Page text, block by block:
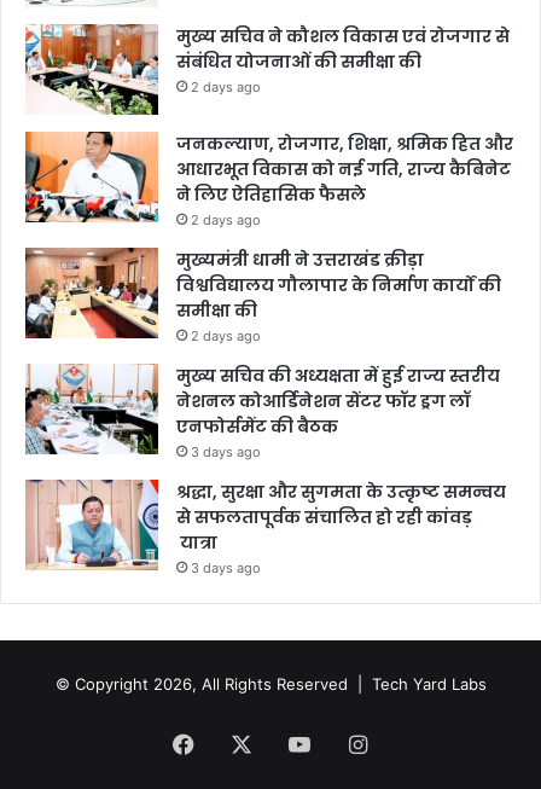
मुख्य सचिव ने कौशल विकास एवं रोजगार से
संबंधित योजनाओं की समीक्षा की
2 days ago
जनकल्याण, रोजगार, शिक्षा, श्रमिक हित और
आधारभूत विकास को नई गति, राज्य कैबिनेट
ने लिए ऐतिहासिक फैसले
2 days ago
मुख्यमंत्री धामी ने उत्तराखंड क्रीड़ा
विश्वविद्यालय गौलापार के निर्माण कार्यों की
समीक्षा की
2 days ago
मुख्य सचिव की अध्यक्षता में हुई राज्य स्तरीय
नेशनल कोआर्डिनेशन सेंटर फॉर ड्रग लॉ
एनफोर्समेंट की बैठक
3 days ago
श्रद्धा, सुरक्षा और सुगमता के उत्कृष्ट समन्वय
से सफलतापूर्वक संचालित हो रही कांवड़
यात्रा
3 days ago
© Copyright 2026, All Rights Reserved | Tech Yard Labs
Facebook YouTubeInstagram